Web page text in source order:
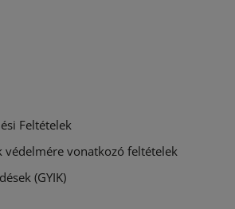
Feltételek
védelmére vonatkozó feltételek
(GYIK)